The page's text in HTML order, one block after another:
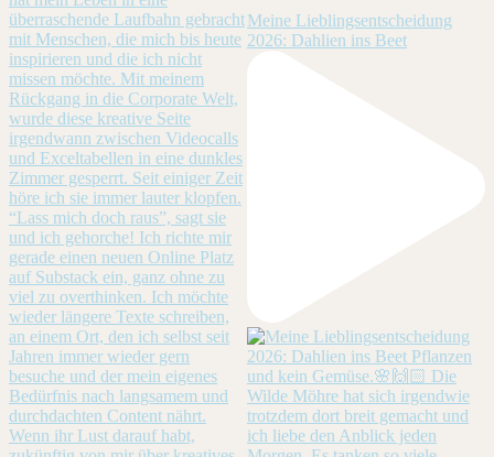
Meine Lieblingsentscheidung
2026: Dahlien ins Beet